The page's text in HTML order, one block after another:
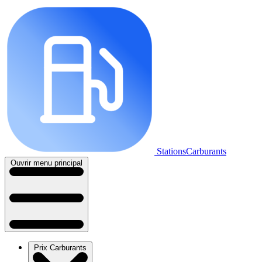
StationsCarburants
Ouvrir menu principal
Prix Carburants